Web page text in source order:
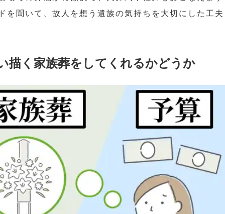
を聞いて、故人を想う遺族の気持ちを大切にした工夫
描く家族葬をしてくれるかどうか